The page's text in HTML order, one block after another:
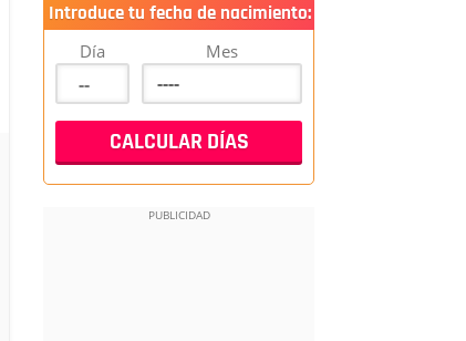
Introduce tu fecha de nacimiento:
Día Mes